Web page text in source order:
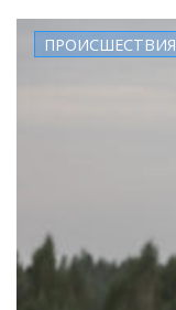
ПРОИСШЕСТВИЯ